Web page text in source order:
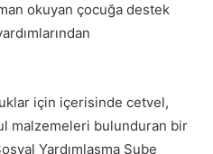
okuyan çocuğa destek
için içerisinde cetvel,
malzemeleri bulunduran bir
Yardımlaşma Şube